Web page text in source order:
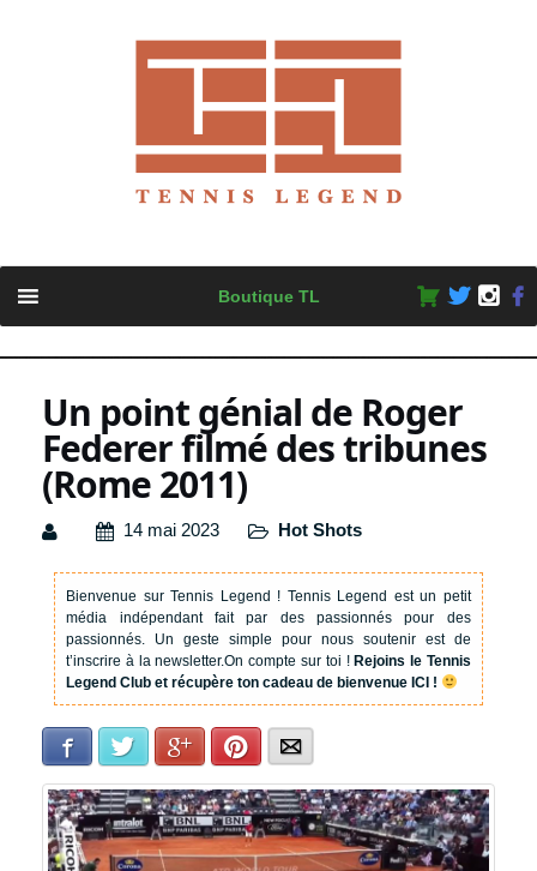
content
Boutique TL
Un point génial de Roger
Federer filmé des tribunes
(Rome 2011)
14 mai 2023 Hot Shots
Bienvenue sur Tennis Legend ! Tennis Legend est un petit
média indépendant fait par des passionnés pour des
passionnés. Un geste simple pour nous soutenir est de
t’inscrire à la newsletter.On compte sur toi !Rejoins le Tennis
Legend Club et récupère ton cadeau de bienvenue ICI !
Facebook Twitter Google+Pinterest